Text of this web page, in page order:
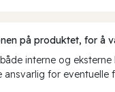
på produktet, for å
interne og
for eventuelle